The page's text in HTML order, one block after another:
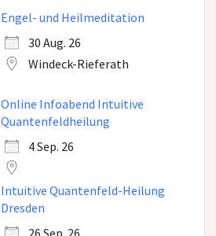
Engel- und Heilmeditation
30 Aug. 26
Windeck-Rieferath
Online Infoabend Intuitive
Quantenfeldheilung
4 Sep. 26
Intuitive Quantenfeld-Heilung
Dresden
26 Sep. 26